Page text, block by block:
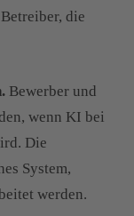
die
Bewerber und
wenn KI bei
Die
System,
werden.